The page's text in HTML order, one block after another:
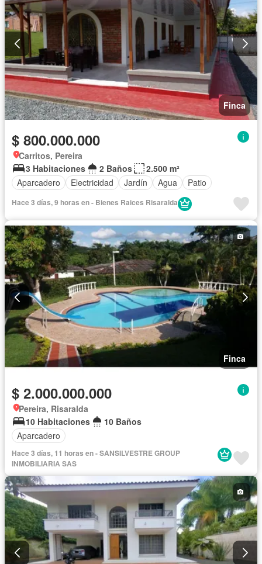
Finca
$ 800.000.000
Carritos, Pereira
3 Habitaciones
2 Baños
2.500 m²
Aparcadero
Electricidad Jardín Agua Patio
Hace 3 días, 9 horas en - Bienes Raices Risaralda
Finca
$ 2.000.000.000
Pereira, Risaralda
10 Habitaciones
10 Baños
Aparcadero
Hace 3 días, 11 horas en - SANSILVESTRE GROUP
INMOBILIARIA SAS